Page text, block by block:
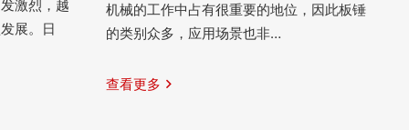
激烈，越
展。日
机械的工作中占有很重要的地位，因此板锤
的类别众多，应用场景也非…
查看更多